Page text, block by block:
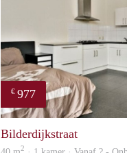
€ 977
Bilderdijkstraat
2